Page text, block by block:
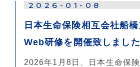
2026-01-08
日本生命保険相互会社船
Web研修を開催致しました
2026年1月8日、日本生命保